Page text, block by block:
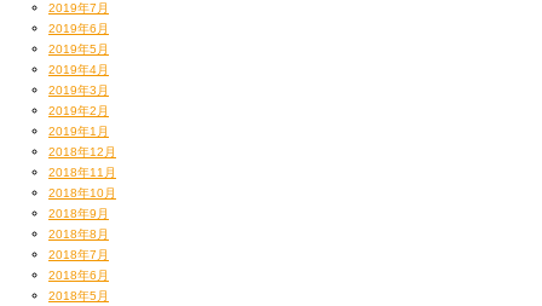
2019年7月
2019年6月
2019年5月
2019年4月
2019年3月
2019年2月
2019年1月
2018年12月
2018年11月
2018年10月
2018年9月
2018年8月
2018年7月
2018年6月
2018年5月